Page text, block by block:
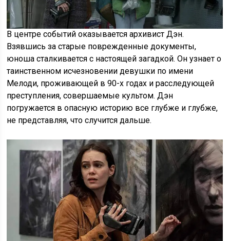
В центре событий оказывается архивист Дэн.
Взявшись за старые поврежденные документы,
юноша сталкивается с настоящей загадкой. Он узнает о
таинственном исчезновении девушки по имени
Мелоди, проживающей в 90-х годах и расследующей
преступления, совершаемые культом. Дэн
погружается в опасную историю все глубже и глубже,
не представляя, что случится дальше.